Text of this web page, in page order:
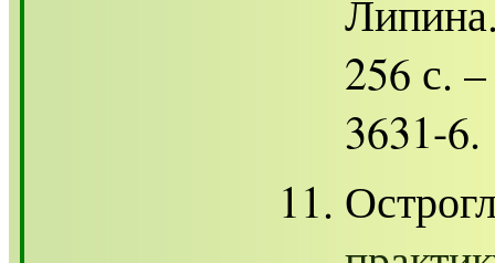
256 с.
3631-6.